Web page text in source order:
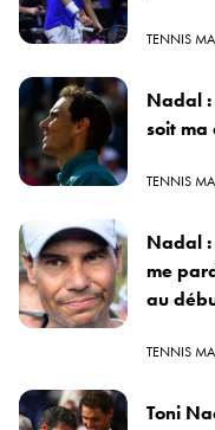
TENNIS
Nadal :
soit ma
TENNIS
Nadal :
me
au
TENNIS
Toni